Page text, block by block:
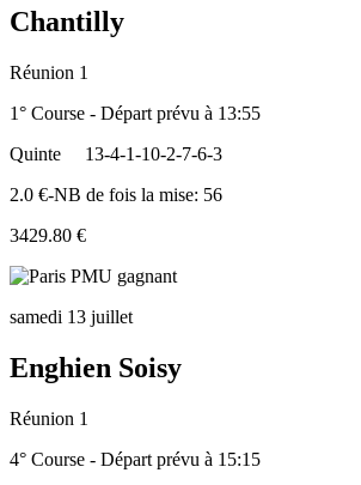
Chantilly
Réunion 1
1° Course - Départ prévu à 13:55
Quinte
13-4-1-10-2-7-6-3
2.0 €-NB de fois la mise: 56
3429.80 €
samedi 13 juillet
Enghien Soisy
Réunion 1
4° Course - Départ prévu à 15:15